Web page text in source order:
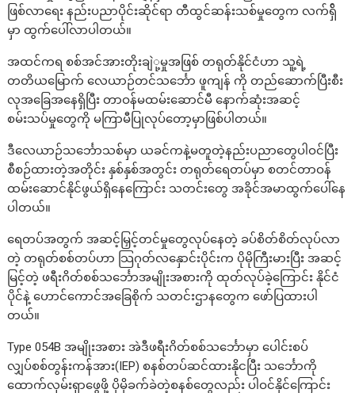
ဖြစ်လာရေး နည်းပညာပိုင်းဆိုင်ရာ တီထွင်ဆန်းသစ်မှုတွေက လက်ရ်ှိ
မှာ ထွက်ပေါ်လာပါတယ်။
အထင်ကရ စစ်အင်အားတိုးချဲု့မှုအဖြစ် တရုတ်နိုင်ငံဟာ သူ့ရဲ့
တတိယမြောက် လေယာဉ်တင်သင်္ဘော ဖူကျန် ကို တည်ဆောက်ပြီးစီး
လုအခြေအနေရှိပြီး တာဝန်မထမ်းဆောင်မီ နောက်ဆုံးအဆင့်
စမ်းသပ်မှုတွေကို မကြာမီပြုလုပ်တော့မှာဖြစ်ပါတယ်။
ဒီလေယာဉ်သင်္ဘောသစ်မှာ ယခင်ကနဲ့မတူတဲ့နည်းပညာတွေပါဝင်ပြီး
စီစဉ်ထားတဲ့အတိုင်း နှစ်နှစ်အတွင်း တရုတ်ရေတပ်မှာ စတင်တာဝန်
ထမ်းဆောင်နိုင်ဖွယ်ရှိနေကြောင်း သတင်းတွေ အခိုင်အမာထွက်ပေါ်နေ
ပါတယ်။
ရေတပ်အတွက် အဆင့်မြှင့်တင်မှုတွေလုပ်နေတဲ့ ခပ်စိတ်စိတ်လုပ်လာ
တဲ့ တရုတ်စစ်တပ်ဟာ သြဂုတ်လနှောင်းပိုင်းက ပိုမိုကြီးမားပြီး အဆင့်
မြင့်တဲ့ ဖရီးဂိတ်စစ်သင်္ဘောအမျိုးအစားကို ထုတ်လုပ်ခဲ့ကြောင်း နိုင်ငံ
ပိုင်နဲ့ ဟောင်ကောင်အခြေစိုက် သတင်းဌာနတွေက ဖော်ပြထားပါ
တယ်။
Type 054B အမျိုးအစား အဲဒီဖရီးဂိတ်စစ်သင်္ဘောမှာ ပေါင်းစပ်
လျှပ်စစ်တွန်းကန်အား(IEP) စနစ်တပ်ဆင်ထားနိုငပြီး သင်္ဘောကို
ထောက်လှမ်းရှာဖွေဖို့ ပိုမိုခက်ခဲတဲ့စနစ်တွေလည်း ပါဝင်နိုင်ကြောင်း